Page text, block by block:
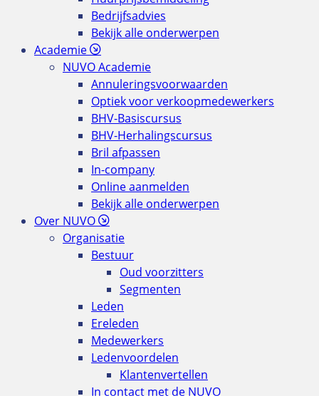
Bedrijfsadvies
Bekijk alle onderwerpen
Academie
NUVO Academie
Annuleringsvoorwaarden
Optiek voor verkoopmedewerkers
BHV-Basiscursus
BHV-Herhalingscursus
Bril afpassen
In-company
Online aanmelden
Bekijk alle onderwerpen
Over NUVO
Organisatie
Bestuur
Oud voorzitters
Segmenten
Leden
Ereleden
Medewerkers
Ledenvoordelen
Klantenvertellen
In contact met de NUVO